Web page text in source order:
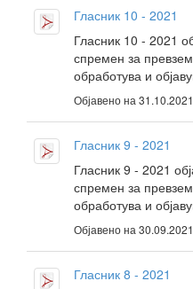
Гласник 10 - 2021
Гласник 10 - 2021
спремен за
обработува и
Објавено на 31.10.2021
Гласник 9 - 2021
Гласник 9 - 2021
спремен за
обработува и
Објавено на 30.09.2021
Гласник 8 - 2021